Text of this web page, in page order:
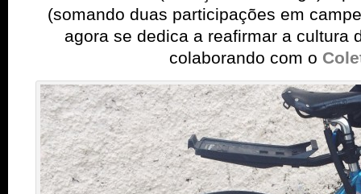
(somando duas participações em
agora se dedica a reafirmar a cultura
colaborando com o